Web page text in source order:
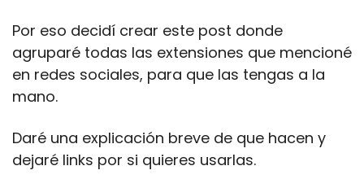
Por eso decidí crear este post donde
agruparé todas las extensiones que mencioné
en redes sociales, para que las tengas a la
mano.
Daré una explicación breve de que hacen y
dejaré links por si quieres usarlas.